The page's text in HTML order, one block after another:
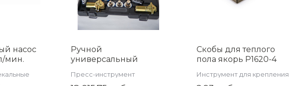
насос
мин.
Ручной
универсальный
инструмент TIM
Пресс-инструмент
Скобы для теплого
пола якорь P1620-4
Инструмент для крепления
труб напольного отопления